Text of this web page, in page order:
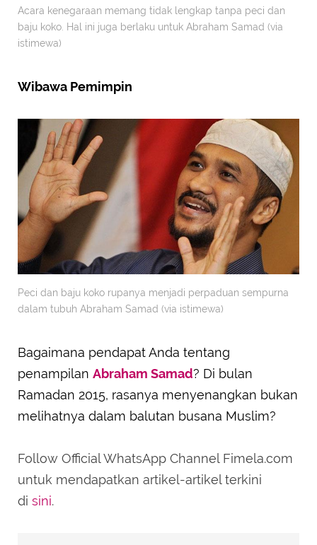
Acara kenegaraan memang tidak lengkap tanpa peci dan
baju koko. Hal ini juga berlaku untuk Abraham Samad (via
istimewa)
Wibawa Pemimpin
Peci dan baju koko rupanya menjadi perpaduan sempurna
dalam tubuh Abraham Samad (via istimewa)
Bagaimana pendapat Anda tentang
penampilan Abraham Samad? Di bulan
Ramadan 2015, rasanya menyenangkan bukan
melihatnya dalam balutan busana Muslim?
Follow Official WhatsApp Channel Fimela.com
untuk mendapatkan artikel-artikel terkini
di sini.